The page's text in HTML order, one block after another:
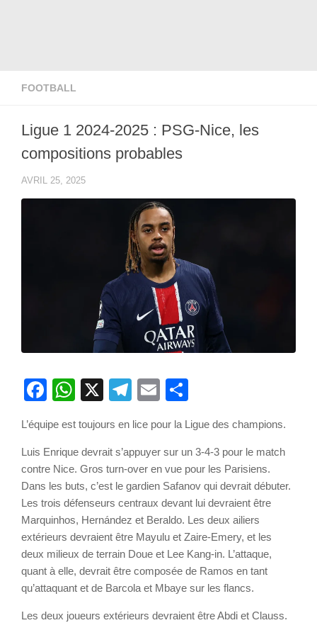
FOOTBALL
Ligue 1 2024-2025 : PSG-Nice, les
compositions probables
AVRIL 25, 2025
Facebook
WhatsApp
X Telegram
Email
L’équipe est toujours en lice pour la Ligue des champions.
Luis Enrique devrait s’appuyer sur un 3-4-3 pour le match
contre Nice. Gros turn-over en vue pour les Parisiens.
Dans les buts, c’est le gardien Safanov qui devrait débuter.
Les trois défenseurs centraux devant lui devraient être
Marquinhos, Hernández et Beraldo. Les deux ailiers
extérieurs devraient être Mayulu et Zaire-Emery, et les
deux milieux de terrain Doue et Lee Kang-in. L’attaque,
quant à elle, devrait être composée de Ramos en tant
qu’attaquant et de Barcola et Mbaye sur les flancs.
Les deux joueurs extérieurs devraient être Abdi et Clauss.